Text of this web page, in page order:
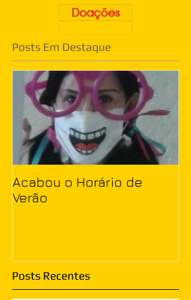
Doações
Posts Em Destaque
Acabou o Horário de
Verão
Posts Recentes